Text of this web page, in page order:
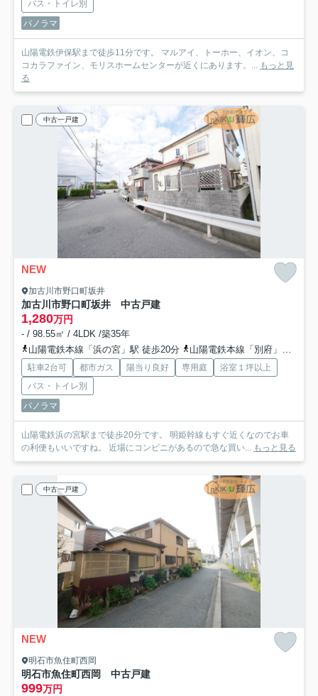
バス・トイレ別
パノラマ
山陽電鉄伊保駅まで徒歩11分です。 マルアイ、トーホー、イオン、コ
コカラファイン、モリスホームセンターが近くにあります。...
もっと見
る
中古一戸建
NEW
加古川市野口町坂井
加古川市野口町坂井 中古戸建
1,280万円
- / 98.55㎡ / 4LDK /築35年
山陽電鉄本線「浜の宮」駅 徒歩20分
山陽電鉄本線「別府」駅 徒歩16分
駐車2台可 都市ガス 陽当り良好 専用庭
浴室１坪以上
バス・トイレ別
パノラマ
山陽電鉄浜の宮駅まで徒歩20分です。 明姫幹線もすぐ近くなのでお車
の利便もいいですね。 近場にコンビニがあるので急な買い...
もっと見る
中古一戸建
NEW
明石市魚住町西岡
明石市魚住町西岡 中古戸建
999万円